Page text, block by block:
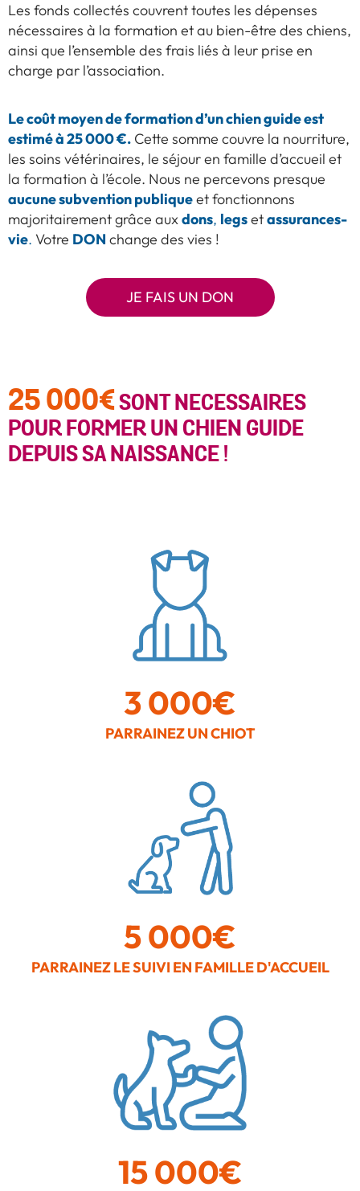
Les fonds collectés couvrent toutes les dépenses
nécessaires à la formation et au bien-être des chiens,
ainsi que l’ensemble des frais liés à leur prise en
charge par l’association.
Le coût moyen de formation d’un chien guide est
estimé à 25 000 €. Cette somme couvre la nourriture,
les soins vétérinaires, le séjour en famille d’accueil et
la formation à l’école. Nous ne percevons presque
aucune subvention publiqueet fonctionnons
majoritairement grâce auxdons, legsetassurances-
vie. Votre DON change des vies !
JE FAIS UN DON
25 000€SONT NECESSAIRES
POUR FORMER UN CHIEN GUIDE
DEPUIS SA NAISSANCE !
3 000€
PARRAINEZ UN CHIOT
5 000€
PARRAINEZ LE SUIVI EN FAMILLE D'ACCUEIL
15 000€